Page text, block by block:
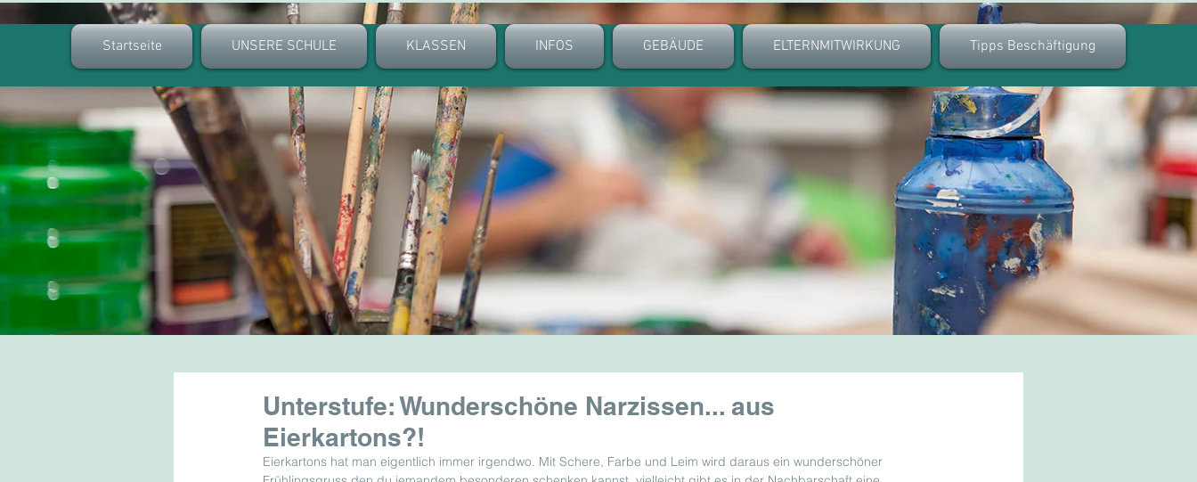
Startseite UNSERE SCHULE KLASSEN INFOS GEBÄUDE ELTERNMITWIRKUNG Tipps Beschäftigung
Unterstufe: Wunderschöne Narzissen... aus
Eierkartons?!
Eierkartons hat man eigentlich immer irgendwo. Mit Schere, Farbe und Leim wird daraus ein wunderschöner